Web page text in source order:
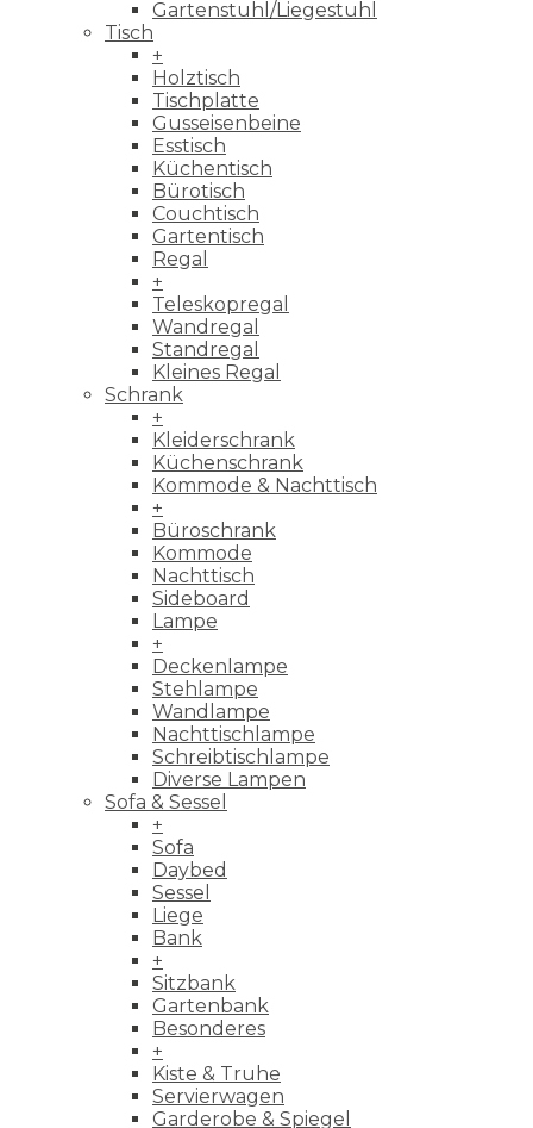
Gartenstuhl/Liegestuhl
Tisch
+
Holztisch
Tischplatte
Gusseisenbeine
Esstisch
Küchentisch
Bürotisch
Couchtisch
Gartentisch
Regal
+
Teleskopregal
Wandregal
Standregal
Kleines Regal
Schrank
+
Kleiderschrank
Küchenschrank
Kommode & Nachttisch
+
Büroschrank
Kommode
Nachttisch
Sideboard
Lampe
+
Deckenlampe
Stehlampe
Wandlampe
Nachttischlampe
Schreibtischlampe
Diverse Lampen
Sofa & Sessel
+
Sofa
Daybed
Sessel
Liege
Bank
+
Sitzbank
Gartenbank
Besonderes
+
Kiste & Truhe
Servierwagen
Garderobe & Spiegel